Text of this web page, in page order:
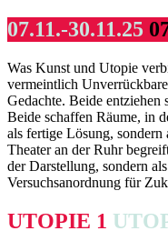
07.11.-30.11.25
Was Kunst und Utopie
vermeintlich
Gedachte. Beide
Beide schaffen Räume, in
als fertige Lösung,
Theater an der Ruhr
der Darstellung, sondern
Versuchsanordnung für
UTOPIE 1